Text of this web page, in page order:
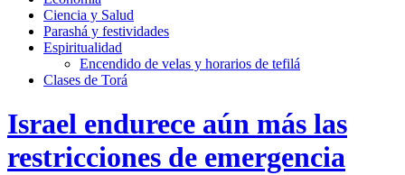
Ciencia y Salud
Parashá y festividades
Espiritualidad
Encendido de velas y horarios de tefilá
Clases de Torá
Israel endurece aún más las
restricciones de emergencia